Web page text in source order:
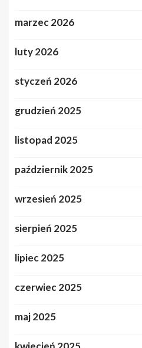
marzec 2026
luty 2026
styczeń 2026
grudzień 2025
listopad 2025
październik 2025
wrzesień 2025
sierpień 2025
lipiec 2025
czerwiec 2025
maj 2025